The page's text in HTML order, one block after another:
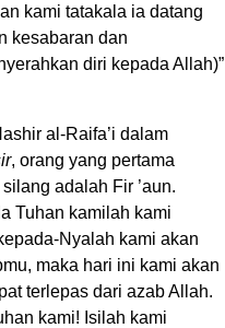
kami tatakala ia datang
kesabaran dan
diri kepada Allah)”
al-Raifa’i dalam
, orang yang pertama
adalah Fir ’aun.
Tuhan kamilah kami
Nyalah kami akan
maka hari ini kami akan
terlepas dari azab Allah.
kami! Isilah kami